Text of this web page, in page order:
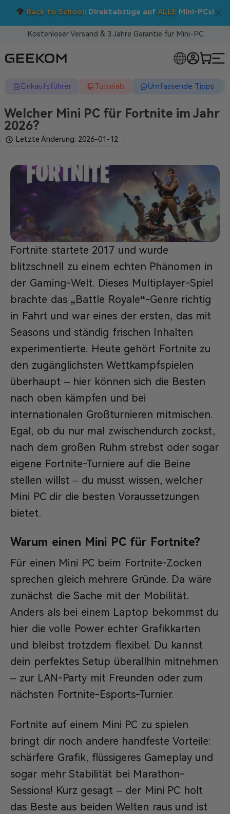
Nutzen Sie den Code BTS05 im Warenkorb.
Kostenloser Versand & 3 Jahre Garantie für Mini-PC
Einkaufsführer Tutorials Umfassende Tipps
Welcher Mini PC für Fortnite im Jahr
2026?
Letzte Änderung: 2026-01-12
Fortnite startete 2017 und wurde
blitzschnell zu einem echten Phänomen in
der Gaming-Welt. Dieses Multiplayer-Spiel
brachte das „Battle Royale“-Genre richtig
in Fahrt und war eines der ersten, das mit
Seasons und ständig frischen Inhalten
experimentierte. Heute gehört Fortnite zu
den zugänglichsten Wettkampfspielen
überhaupt – hier können sich die Besten
nach oben kämpfen und bei
internationalen Großturnieren mitmischen.
Egal, ob du nur mal zwischendurch zockst,
nach dem großen Ruhm strebst oder sogar
eigene Fortnite-Turniere auf die Beine
stellen willst – du musst wissen, welcher
Mini PC dir die besten Voraussetzungen
bietet.
Warum einen Mini PC für Fortnite?
Für einen Mini PC beim Fortnite-Zocken
sprechen gleich mehrere Gründe. Da wäre
zunächst die Sache mit der Mobilität.
Anders als bei einem Laptop bekommst du
hier die volle Power echter Grafikkarten
und bleibst trotzdem flexibel. Du kannst
dein perfektes Setup überallhin mitnehmen
– zur LAN-Party mit Freunden oder zum
nächsten Fortnite-Esports-Turnier.
Fortnite auf einem Mini PC zu spielen
bringt dir noch andere handfeste Vorteile:
schärfere Grafik, flüssigeres Gameplay und
sogar mehr Stabilität bei Marathon-
Sessions! Kurz gesagt – der Mini PC holt
das Beste aus beiden Welten raus und ist
MINI-PCS